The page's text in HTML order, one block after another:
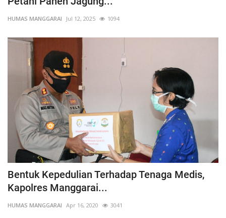
HUMAS MANGGARAI Jul 12, 2025 1094
Bentuk Kepedulian Terhadap Tenaga Medis,
Kapolres Manggarai...
HUMAS MANGGARAI Apr 16, 2020 3041